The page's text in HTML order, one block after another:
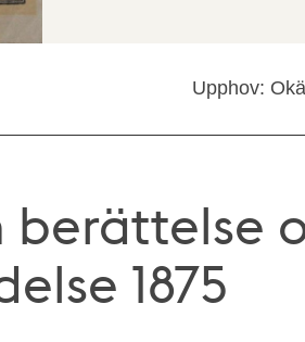
Upphov:
berättelse
1875